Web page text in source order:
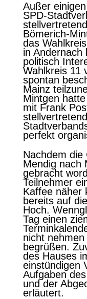
Außer
SPD-
Bömerich-
das
in Andernach
politisch
Wahlkreis 11
spontan
Mainz
Mintgen
mit Frank
perfekt
Nachdem die
Mendig nach
gebracht
Teilnehmer
Kaffee näher
bereits auf
Hoch.
Tag einen
nicht
begrüßen.
des Hauses
einstündigen
Aufgaben
und der
erläutert.